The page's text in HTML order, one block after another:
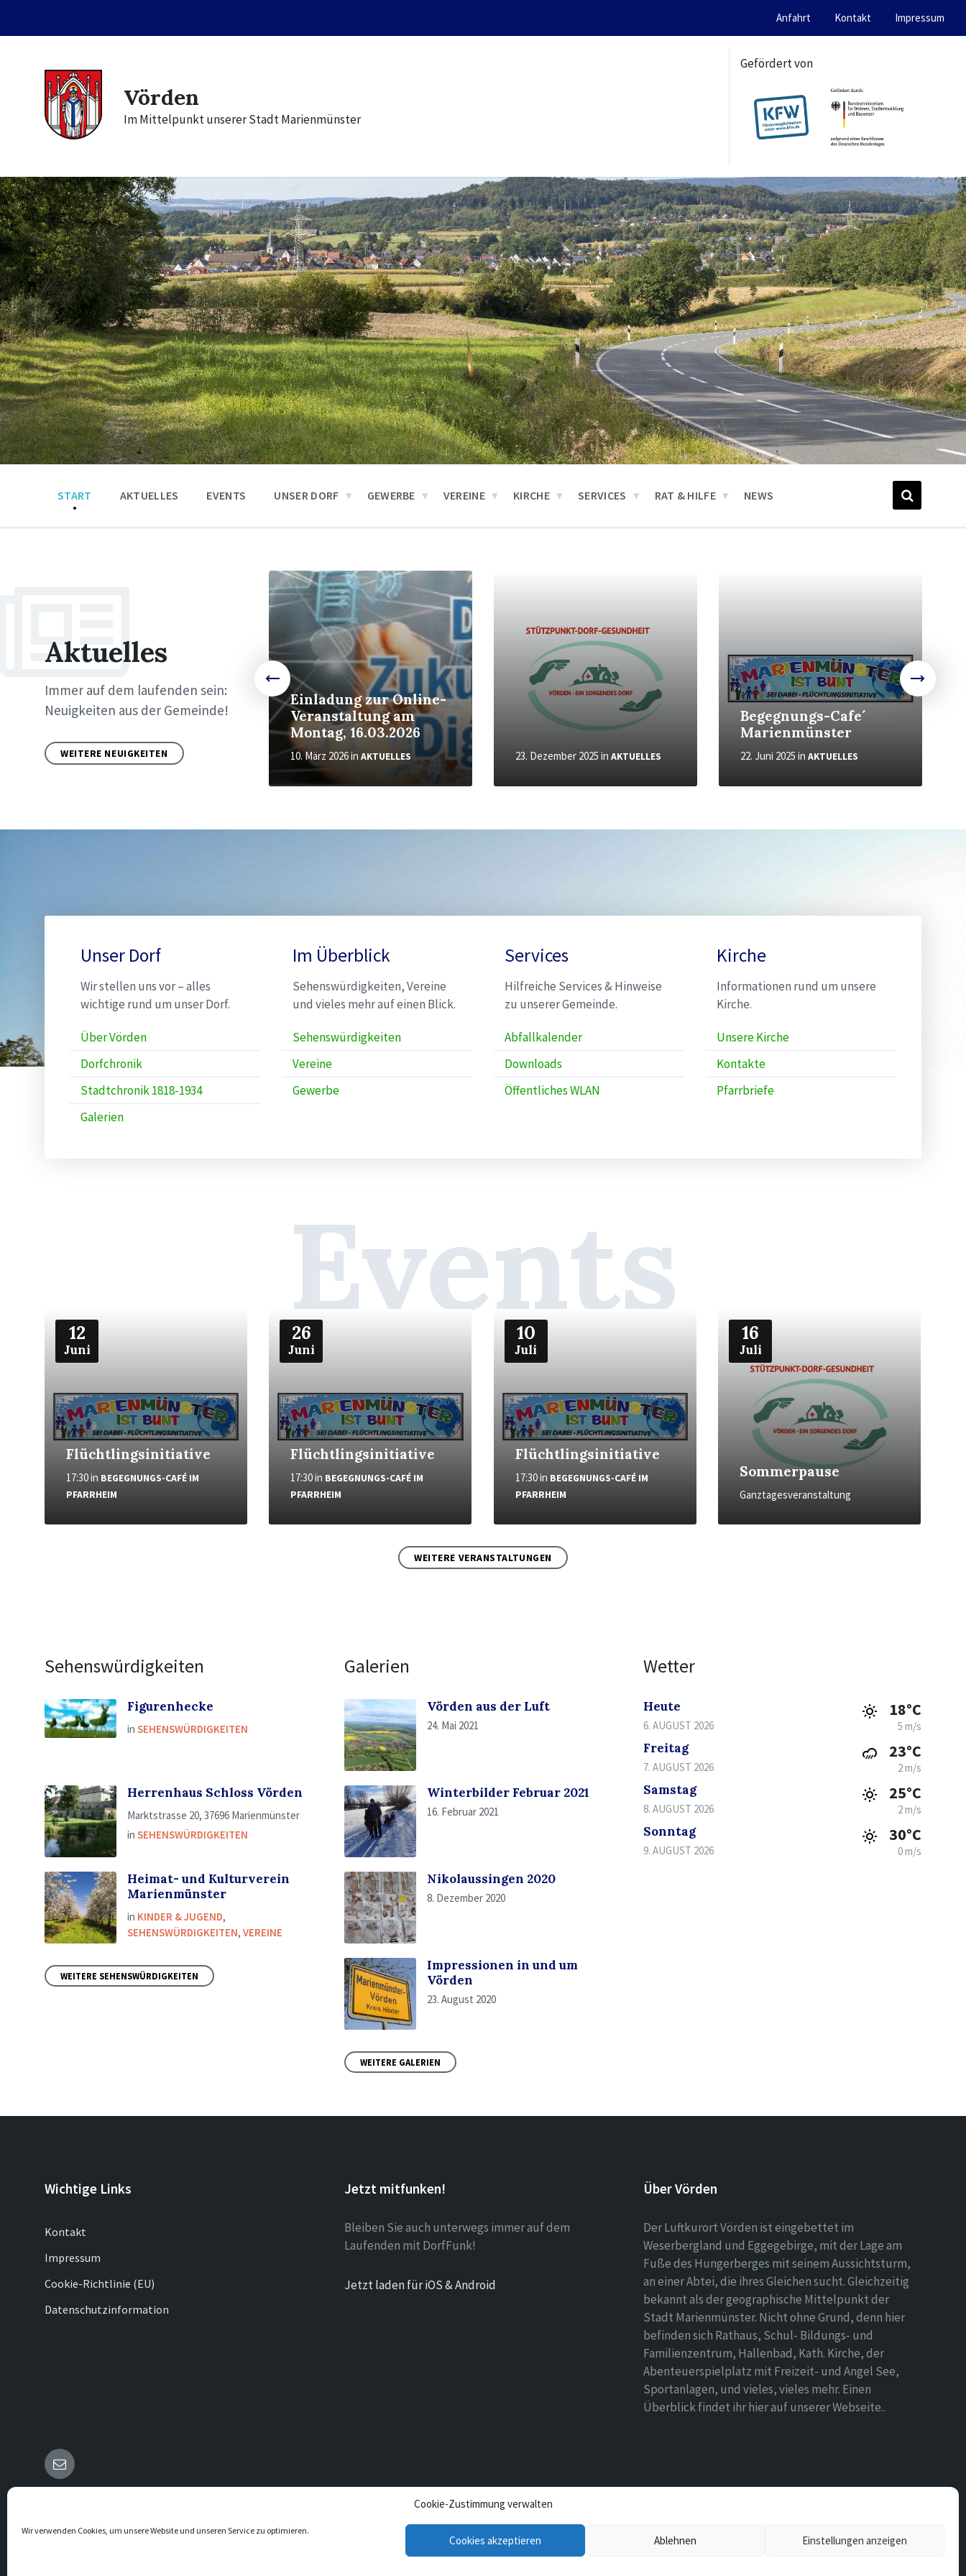
Cookie-Zustimmung verwalten
Wir verwenden Cookies, um unsere Website und unseren Service zu optimieren.
Cookies akzeptieren Ablehnen Einstellungen anzeigen
content
main
footer
Anfahrt Kontakt Impressum
Vörden
Im Mittelpunkt unserer Stadt Marienmünster
Gefördert von
START AKTUELLES EVENTS UNSER DORF GEWERBE VEREINE KIRCHE SERVICES RAT & HILFE NEWS
Aktuelles
Immer auf dem laufenden sein:
Neuigkeiten aus der Gemeinde!
WEITERE NEUIGKEITEN
7. Oktober 2024inAKTUELLES
Einladung zur Online-
Veranstaltung am
Montag, 16.03.2026
10. März 2026inAKTUELLES
Weiter
23. Dezember 2025 inAKTUELLES
Begegnungs-Cafe´
Marienmünster
22. Juni 2025 inAKTUELLES
Sitemap
Unser Dorf
Wir stellen uns vor – alles
wichtige rund um unser Dorf.
Über Vörden
Dorfchronik
Stadtchronik 1818-1934
Galerien
Im Überblick
Sehenswürdigkeiten, Vereine
und vieles mehr auf einen Blick.
Sehenswürdigkeiten
Vereine
Gewerbe
Services
Hilfreiche Services & Hinweise
zu unserer Gemeinde.
Abfallkalender
Downloads
Öffentliches WLAN
Kirche
Informationen rund um unsere
Kirche.
Unsere Kirche
Kontakte
Pfarrbriefe
Events
12
Juni
Flüchtlingsinitiative
17:30in BEGEGNUNGS-CAFÉ IM
PFARRHEIM
26
Juni
Flüchtlingsinitiative
17:30in BEGEGNUNGS-CAFÉ IM
PFARRHEIM
10
Juli
Flüchtlingsinitiative
17:30in BEGEGNUNGS-CAFÉ IM
PFARRHEIM
16
Juli
Sommerpause
Ganztagesveranstaltung
WEITERE VERANSTALTUNGEN
Sehenswürdigkeiten
Figurenhecke
in SEHENSWÜRDIGKEITEN
Herrenhaus Schloss Vörden
Marktstrasse 20, 37696 Marienmünster
in SEHENSWÜRDIGKEITEN
Heimat- und Kulturverein
Marienmünster
in KINDER & JUGEND,
SEHENSWÜRDIGKEITEN, VEREINE
WEITERE SEHENSWÜRDIGKEITEN
Galerien
Vörden aus der Luft
24. Mai 2021
Winterbilder Februar 2021
16. Februar 2021
Nikolaussingen 2020
8. Dezember 2020
Impressionen in und um
Vörden
23. August 2020
WEITERE GALERIEN
Wetter
Heute
6. AUGUST 2026
18°C
5 m/s
Freitag
7. AUGUST 2026
23°C
2 m/s
Samstag
8. AUGUST 2026
25°C
2 m/s
Sonntag
9. AUGUST 2026
30°C
0 m/s
Wichtige Links
Kontakt
Impressum
Cookie-Richtlinie (EU)
Datenschutzinformation
Jetzt mitfunken!
Bleiben Sie auch unterwegs immer auf dem
Laufenden mit DorfFunk!
Jetzt laden für iOS & Android
Über Vörden
Der Luftkurort Vörden ist eingebettet im
Weserbergland und Eggegebirge, mit der Lage am
Fuße des Hungerberges mit seinem Aussichtsturm,
an einer Abtei, die ihres Gleichen sucht. Gleichzeitig
bekannt als der geographische Mittelpunkt der
Stadt Marienmünster. Nicht ohne Grund, denn hier
befinden sich Rathaus, Schul- Bildungs- und
Familienzentrum, Hallenbad, Kath. Kirche, der
Abenteuerspielplatz mit Freizeit- und Angel See,
Sportanlagen, und vieles, vieles mehr. Einen
Überblick findet ihr hier auf unserer Webseite..
E-